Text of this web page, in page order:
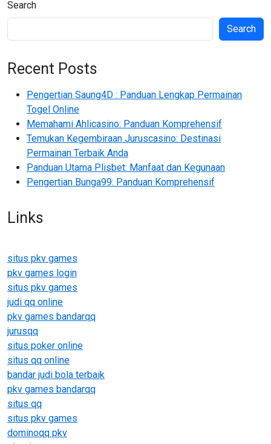
Search
Search
Recent Posts
Pengertian Saung4D : Panduan Lengkap Permainan
Togel Online
Memahami Ahlicasino: Panduan Komprehensif
Temukan Kegembiraan Juruscasino: Destinasi
Permainan Terbaik Anda
Panduan Utama Plisbet: Manfaat dan Kegunaan
Pengertian Bunga99: Panduan Komprehensif
Links
situs pkv games
pkv games login
situs pkv games
judi qq online
pkv games bandarqq
jurusqq
situs poker online
situs qq online
bandar judi bola terbaik
pkv games bandarqq
situs qq
situs pkv games
dominoqq pkv